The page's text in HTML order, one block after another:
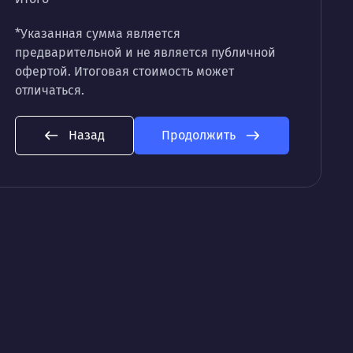
*Указанная сумма является
предварительной и не является публичной
офертой. Итоговая стоимость может
отличаться.
Назад Продолжить